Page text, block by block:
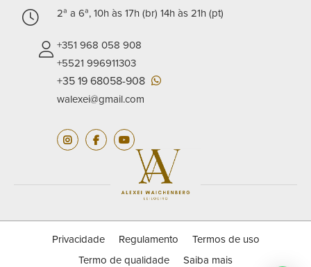
2ª a 6ª, 10h às 17h (br) 14h às 21h (pt)
+351 968 058 908
+5521 996911303
+35 19 68058-908
walexei@gmail.com
Privacidade Regulamento
Termos de uso
Termo de qualidade
Saiba mais